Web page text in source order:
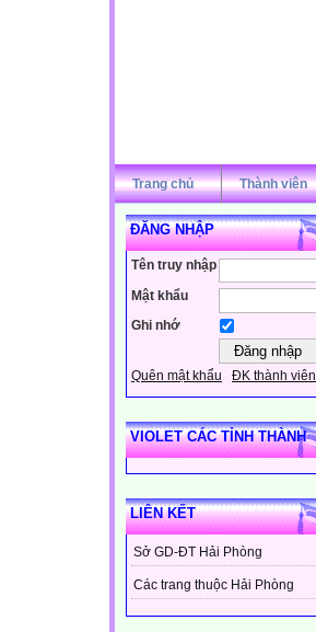
Trang chủ Thành viên
ĐĂNG NHẬP
Tên truy nhập
Mật khẩu
Ghi nhớ
Quên mật khẩu ĐK thành viên
VIOLET CÁC TỈNH THÀNH
LIÊN KẾT
Sở GD-ĐT Hải Phòng
Các trang thuộc Hải Phòng